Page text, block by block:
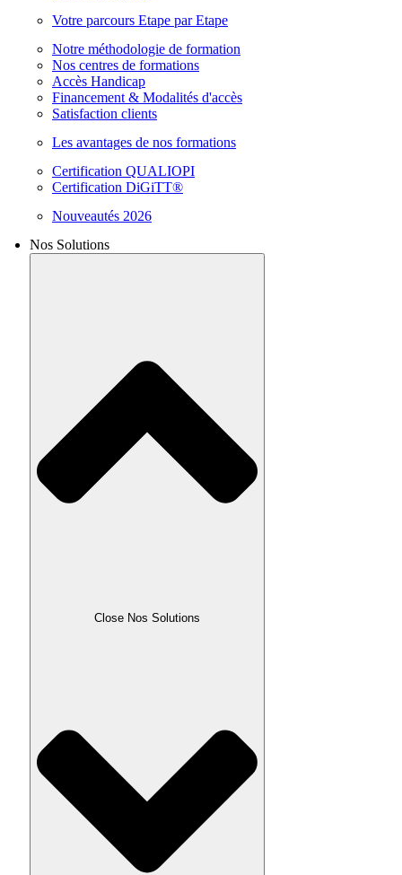
Votre parcours Etape par Etape
Notre méthodologie de formation
Nos centres de formations
Accès Handicap
Financement & Modalités d'accès
Satisfaction clients
Les avantages de nos formations
Certification QUALIOPI
Certification DiGiTT®
Nouveautés 2026
Nos Solutions
Close Nos Solutions